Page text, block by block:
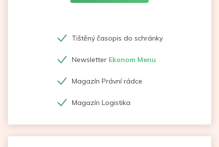
Tištěný časopis do schránky
Newsletter Ekonom Menu
Magazín Právní rádce
Magazín Logistika